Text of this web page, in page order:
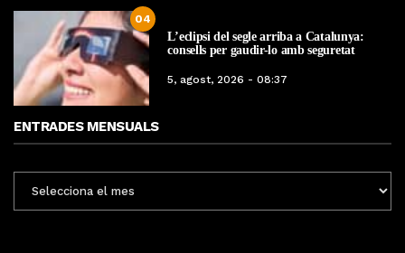
04
L’eclipsi del segle arriba a Catalunya:
consells per gaudir-lo amb seguretat
5, agost, 2026 - 08:37
ENTRADES MENSUALS
MENSUALS